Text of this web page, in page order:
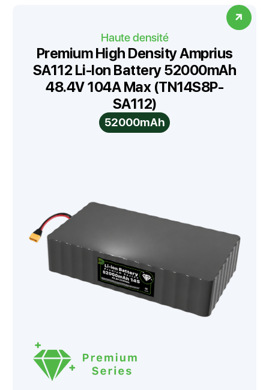
Haute densité
Premium High Density Amprius
SA112 Li-Ion Battery 52000mAh
48.4V 104A Max (TN14S8P-
SA112)
52000mAh